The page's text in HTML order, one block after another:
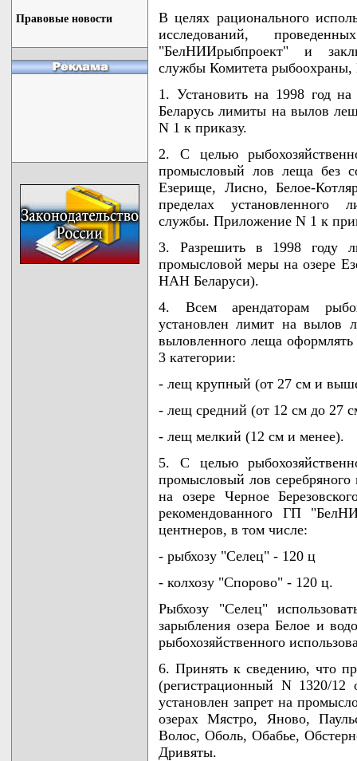
Правовые новости
В целях рационального
исследований,
"БелНИИрыбпроект" и
службы Комитета
1. Установить на 1998 год
Беларусь лимиты на вылов
N 1 к приказу.
2. С целью
промысловый лов леща без
Езерище, Лисно, Белое-
пределах установленного
службы. Приложение N 1 к
3. Разрешить в 1998 году
промысловой меры на озере
НАН Беларуси).
4. Всем арендаторам
установлен лимит на вылов
выловленного леща
3 категории:
- лещ крупный (от 27 см и
- лещ средний (от 12 см до 27
- лещ мелкий (12 см и менее).
5. С целью
промысловый лов
на озере Черное
рекомендованного ГП
центнеров, в том числе:
- рыбхозу "Селец" - 120 ц
- колхозу "Спорово" - 120 ц.
Рыбхозу "Селец"
зарыбления озера Белое и
рыбохозяйственного
6. Принять к сведению, что
(регистрационный N 1320/
установлен запрет на
озерах Мястро, Яново,
Волос, Оболь, Обабье,
Дривяты.